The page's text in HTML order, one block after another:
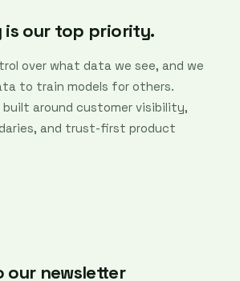
is our top priority.
over what data we see, and we
to train models for others.
built around customer visibility,
and trust-first product
our newsletter